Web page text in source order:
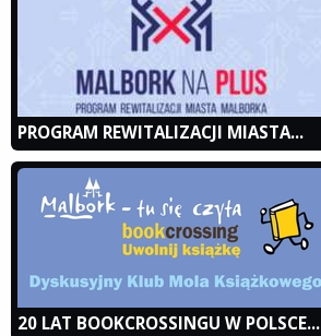
PROGRAM REWITALIZACJI MIASTA...
20 LAT BOOKCROSSINGU W POLSCE...